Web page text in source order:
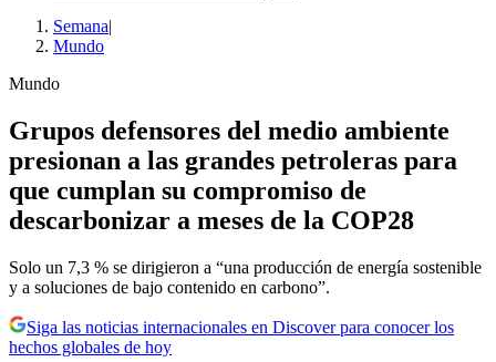
Semana|
Mundo
Mundo
Grupos defensores del medio ambiente
presionan a las grandes petroleras para
que cumplan su compromiso de
descarbonizar a meses de la COP28
Solo un 7,3 % se dirigieron a “una producción de energía sostenible
y a soluciones de bajo contenido en carbono”.
Siga las noticias internacionales en Discover para conocer los
hechos globales de hoy